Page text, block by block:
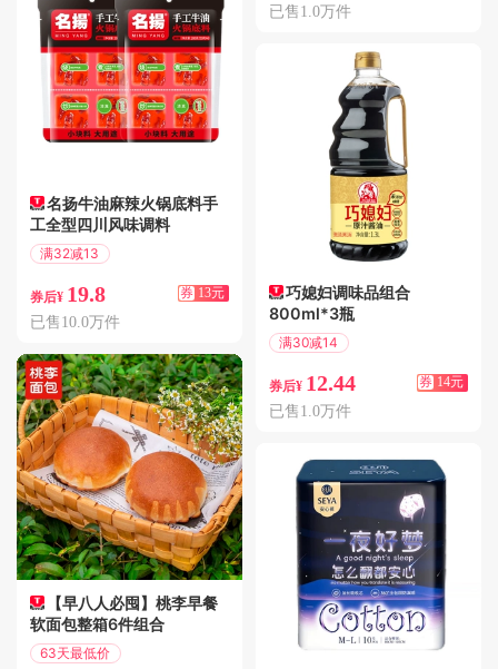
名扬牛油麻辣火锅底料手
工全型四川风味调料
满32减13
券后¥ 19.8 券 13元
已售10.0万件
【早八人必囤】桃李早餐
软面包整箱6件组合
63天最低价
已售1.0万件
巧媳妇调味品组合
800ml*3瓶
满30减14
券后¥ 12.44 券 14元
已售1.0万件